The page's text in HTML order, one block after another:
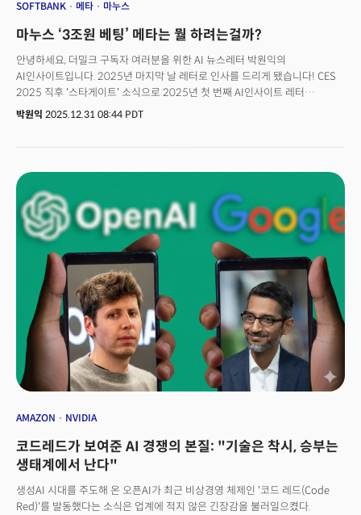
SOFTBANK 메타 마누스
마누스 ‘3조원 베팅’ 메타는 뭘 하려는걸까?
안녕하세요, 더밀크 구독자 여러분을 위한 AI 뉴스레터 박원익의
AI인사이트입니다. 2025년 마지막 날 레터로 인사를 드리게 됐습니다! CES
2025 직후 '스타게이트' 소식으로 2025년 첫 번째 AI인사이트 레터
(뷰스레터 660호)를 보내드렸던 게 엊그제 같은데, 벌써 1년이 흘렀다는 게
2025, 구글 I/O 2025 현장 소식, 메타의 스케일AI 인수, 반도체 관세 이슈와
구글 제미나이 3 발표, 오픈AI의 GPT-5.2 론칭과 코드 레드 발령까지.정말 숨
돌릴 틈 없이 이슈가 몰아쳤던 한 해였습니다. 매주 수요일(KST) 보내드린
레터가 총 46통이네요. 더밀크 AI인사이트 레터만 챙겨보셔도 AI 핵심 이슈를
놓치지 않을 수 있게 해드리려는 목표로 달려왔는데, 도움이 되셨을지
모르겠습니다. ☺️더밀크는 2026년 병오년(丙午年)에도 붉은 말, 적토마처럼
쉬지 않고 빠르게 달릴 계획입니다. AI 기술·산업의 시계는 멈추지 않고,
앞으로 더 빨라질 테니까요. 혁신과 변화를 놓치지 않으시려면 고삐를 꼭
잡으셔야 합니다! (구독과 추천, 회원 가입은 사랑입니다) 🙇🏻‍♂️
박원익 2025.12.31 08:44 PDT
AMAZON NVIDIA
코드레드가 보여준 AI 경쟁의 본질: "기술은 착시, 승부는
생태계에서 난다"
생성AI 시대를 주도해 온 오픈AI가 최근 비상경영 체제인 '코드 레드(Code
Red)'를 발동했다는 소식은 업계에 적지 않은 긴장감을 불러일으켰다.